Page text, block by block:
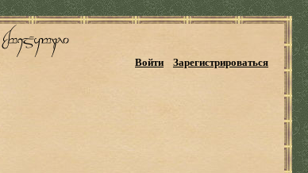
Войти Зарегистрироваться